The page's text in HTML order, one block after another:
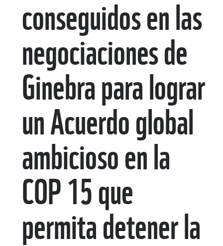
conseguidos en las
negociaciones de
Ginebra para lograr
un Acuerdo global
ambicioso en la
COP 15 que
permita detener la